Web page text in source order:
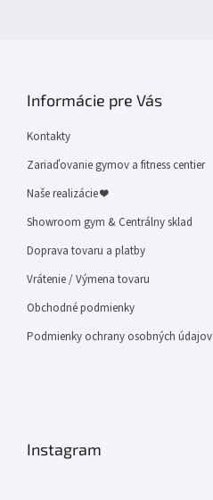
Informácie pre Vás
Kontakty
Zariaďovanie gymov a fitness centier
Naše realizácie ❤
Showroom gym & Centrálny sklad
Doprava tovaru a platby
Vrátenie / Výmena tovaru
Obchodné podmienky
Podmienky ochrany osobných údajov
Instagram